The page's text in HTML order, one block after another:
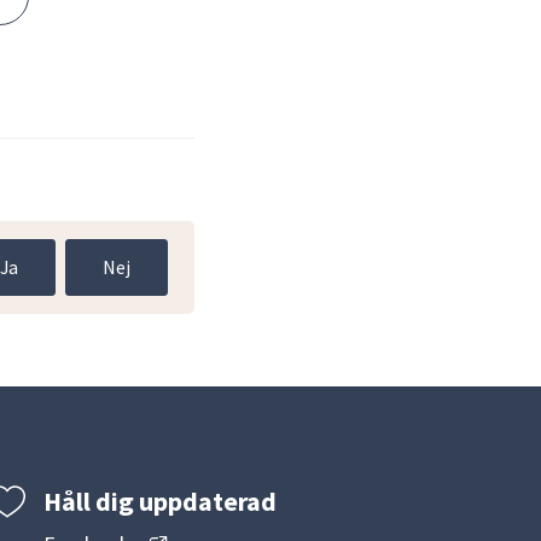
Ja Nej
Håll dig uppdaterad